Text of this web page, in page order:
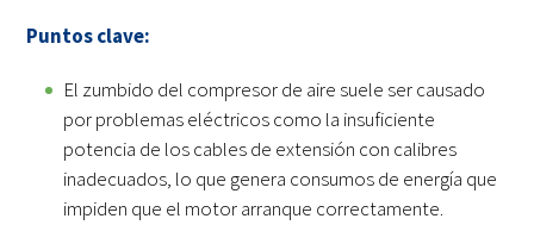
Puntos clave:
El zumbido del compresor de aire suele ser causado
por problemas eléctricos como la insuficiente
potencia de los cables de extensión con calibres
inadecuados, lo que genera consumos de energía que
impiden que el motor arranque correctamente.